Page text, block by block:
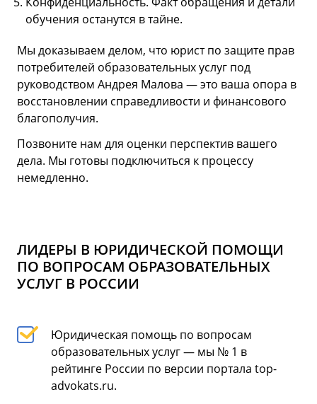
обучения останутся в тайне.
Мы доказываем делом, что юрист по защите прав
потребителей образовательных услуг под
руководством Андрея Малова — это ваша опора в
восстановлении справедливости и финансового
благополучия.
Позвоните нам для оценки перспектив вашего
дела. Мы готовы подключиться к процессу
немедленно.
ЛИДЕРЫ В ЮРИДИЧЕСКОЙ ПОМОЩИ
ПО ВОПРОСАМ ОБРАЗОВАТЕЛЬНЫХ
УСЛУГ В РОССИИ
Юридическая помощь по вопросам
образовательных услуг — мы № 1 в
рейтинге России по версии портала top-
advokats.ru.